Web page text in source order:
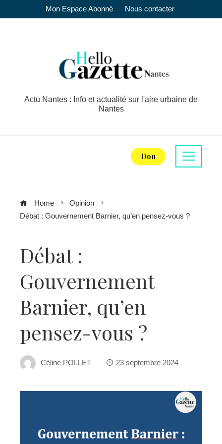
Mon Espace Abonné Nous contacter
Actu Nantes : Info et actualité sur l'aire urbaine de
Nantes
Don
Home
Opinion
Débat : Gouvernement Barnier, qu’en pensez-vous ?
Débat :
Gouvernement
Barnier, qu’en
pensez-vous ?
Céline POLLET 23 septembre 2024